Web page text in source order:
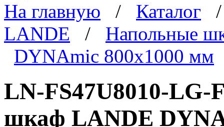
На главную / Каталог
LANDE / Напольные
DYNAmic 800x1000 мм
LN-FS47U8010-
шкаф LANDE